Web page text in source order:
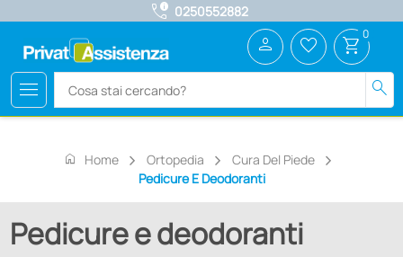
call_quality 0250552882
menu search
person favorite_border shopping_cart 0
home Home Ortopedia
Cura Del Piede
Pedicure E Deodoranti
Pedicure e deodoranti